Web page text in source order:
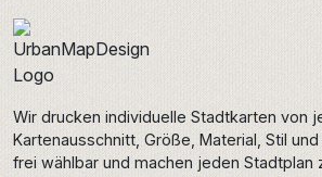
Wir drucken individuelle Stadtkarten von
Kartenausschnitt, Größe, Material, Stil
frei wählbar und machen jeden Stadtplan